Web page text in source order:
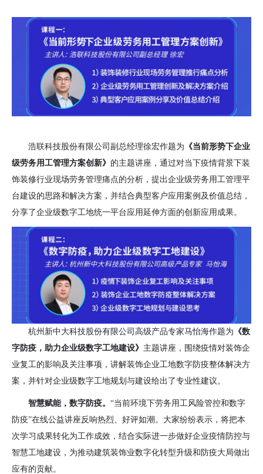
浩联科技股份有限公司副总经理徐宏作题为 《当前形势下企业
级劳务用工管理方案创新》 的主题讲座，通过对当下疫情背景下装
饰装修行业现场劳务管理痛点的分析，提出企业级劳务用工管理平
台建设的思路和解决方案，并结合典型客户应用案例及价值总结，
分享了企业级数字工地统一平台应用延伸方面的创新应用成果。
杭州新中大科技股份有限公司高级产品专家马怡海作题为 《数
字防疫，助力企业级数字工地建设》 主题讲座，围绕疫情对装饰企
业复工的影响及关注事项，讲解装饰企业工地数字防疫整体解决方
案，并针对企业级数字工地规划与建设给出了专业性建议。
智慧赋能，数字防疫。 “当前环境下劳务用工风险管控和数字
防疫”在线公益讲座反响热烈、好评如潮。大家纷纷表示，将把本
次学习成果转化为工作成效，结合实际进一步做好企业疫情防控与
智慧工地建设，为推动建筑装饰业数字化转型升级和防疫大局做出
应有的贡献。